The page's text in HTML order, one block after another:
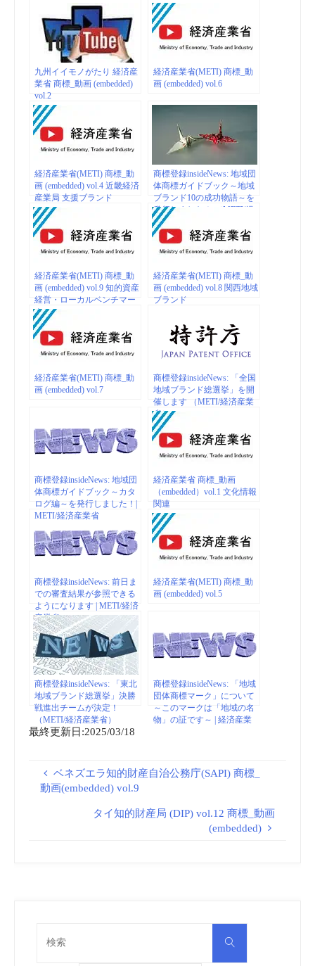
九州イイモノがたり 経済産
業省 商標_動画 (embedded)
vol.2
経済産業省(METI) 商標_動
画 (embedded) vol.6
経済産業省(METI) 商標_動
画 (embedded) vol.4 近畿経済
産業局 支援ブランド
商標登録insideNews: 地域団
体商標ガイドブック～地域
ブランド10の成功物語～を
発行しました！ （METI/経
済産業省）
経済産業省(METI) 商標_動
画 (embedded) vol.9 知的資産
経営・ローカルベンチマー
ク
経済産業省(METI) 商標_動
画 (embedded) vol.8 関西地域
ブランド
経済産業省(METI) 商標_動
画 (embedded) vol.7
商標登録insideNews: 「全国
地域ブランド総選挙」を開
催します （METI/経済産業
省）
商標登録insideNews: 地域団
体商標ガイドブック～カタ
ログ編～を発行しました！|
METI/経済産業省
経済産業省 商標_動画
（embedded）vol.1 文化情報
関連
商標登録insideNews: 前日ま
での審査結果が参照できる
ようになります | METI/経済
産業省
経済産業省(METI) 商標_動
画 (embedded) vol.5
商標登録insideNews: 「東北
地域ブランド総選挙」決勝
戦進出チームが決定！
（METI/経済産業省）
商標登録insideNews: 「地域
団体商標マーク」について
～このマークは「地域の名
物」の証です～ | 経済産業
最終更新日:2025/03/18
ベネズエラ知的財産自治公務庁(SAPI) 商標_
動画(embedded) vol.9
タイ知的財産局 (DIP) vol.12 商標_動画
(embedded)
検